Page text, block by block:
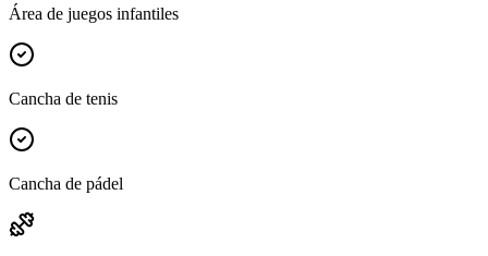
Área de juegos infantiles
Cancha de tenis
Cancha de pádel